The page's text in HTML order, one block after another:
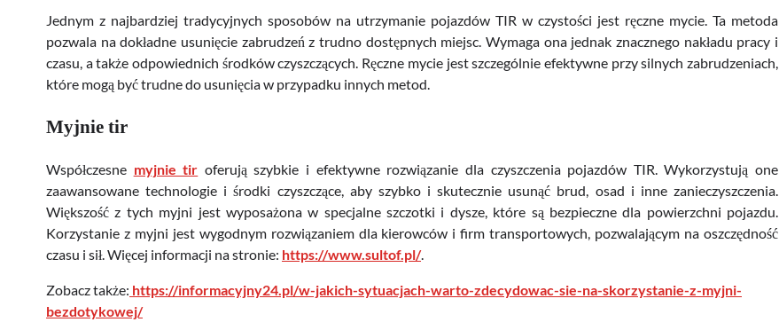
Jednym z najbardziej tradycyjnych sposobów na utrzymanie pojazdów TIR w czystości jest ręczne mycie. Ta metoda
pozwala na dokładne usunięcie zabrudzeń z trudno dostępnych miejsc. Wymaga ona jednak znacznego nakładu pracy i
czasu, a także odpowiednich środków czyszczących. Ręczne mycie jest szczególnie efektywne przy silnych zabrudzeniach,
które mogą być trudne do usunięcia w przypadku innych metod.
Myjnie tir
Współczesne myjnie tir oferują szybkie i efektywne rozwiązanie dla czyszczenia pojazdów TIR. Wykorzystują one
zaawansowane technologie i środki czyszczące, aby szybko i skutecznie usunąć brud, osad i inne zanieczyszczenia.
Większość z tych myjni jest wyposażona w specjalne szczotki i dysze, które są bezpieczne dla powierzchni pojazdu.
Korzystanie z myjni jest wygodnym rozwiązaniem dla kierowców i firm transportowych, pozwalającym na oszczędność
czasu i sił. Więcej informacji na stronie: https://www.sultof.pl/.
Zobacz także: https://informacyjny24.pl/w-jakich-sytuacjach-warto-zdecydowac-sie-na-skorzystanie-z-myjni-
bezdotykowej/